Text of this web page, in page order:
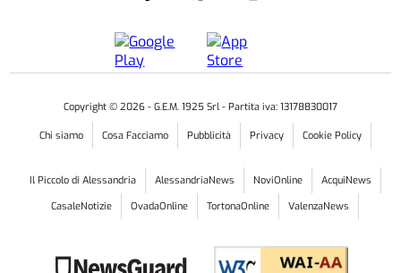
Copyright © 2026 - G.E.M. 1925 Srl - Partita iva: 13178830017
Chi siamo Cosa Facciamo Pubblicità Privacy Cookie Policy
Il Piccolo di Alessandria AlessandriaNews NoviOnline
AcquiNews
CasaleNotizie
OvadaOnline TortonaOnline ValenzaNews